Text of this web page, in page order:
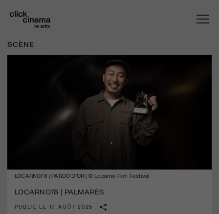
SCÈNE
LOCARNO78 | PARDO D'OR | © Locarno Film Festival
LOCARNO78 | PALMARÈS
PUBLIÉ LE 17. AOÛT 2025